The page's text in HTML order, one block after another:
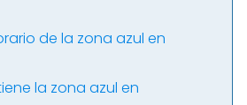
de la zona azul en
la zona azul en